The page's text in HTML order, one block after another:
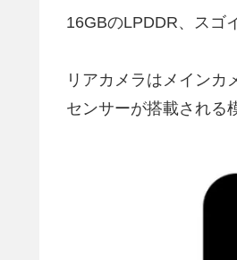
16GBのLPDDR、スゴ
リアカメラはメインカ
センサーが搭載される